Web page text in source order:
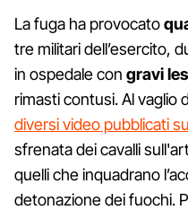
La fuga ha provocato
tre militari dell’esercito,
in ospedale con gravi
rimasti contusi. Al vaglio
diversi video pubblicati
sfrenata dei cavalli
quelli che inquadrano
detonazione dei fuochi.